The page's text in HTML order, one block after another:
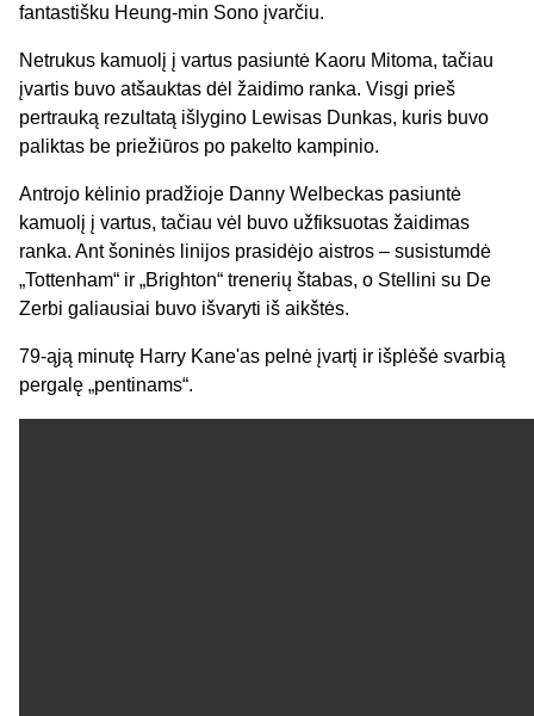
fantastišku Heung-min Sono įvarčiu.
Netrukus kamuolį į vartus pasiuntė Kaoru Mitoma, tačiau
įvartis buvo atšauktas dėl žaidimo ranka. Visgi prieš
pertrauką rezultatą išlygino Lewisas Dunkas, kuris buvo
paliktas be priežiūros po pakelto kampinio.
Antrojo kėlinio pradžioje Danny Welbeckas pasiuntė
kamuolį į vartus, tačiau vėl buvo užfiksuotas žaidimas
ranka. Ant šoninės linijos prasidėjo aistros – susistumdė
„Tottenham“ ir „Brighton“ trenerių štabas, o Stellini su De
Zerbi galiausiai buvo išvaryti iš aikštės.
79-ąją minutę Harry Kane'as pelnė įvartį ir išplėšė svarbią
pergalę „pentinams“.